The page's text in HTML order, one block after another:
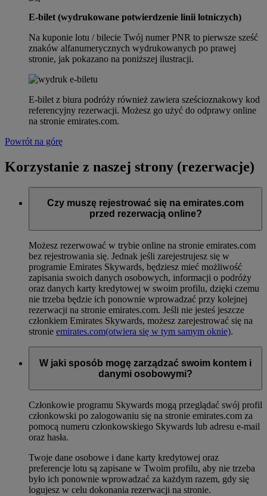
E-bilet (wydrukowane potwierdzenie linii lotniczych)
Na kuponie lotu / bilecie Twój numer PNR to pierwsze sześć
znaków alfanumerycznych wydrukowanych po prawej
stronie, jak pokazano na poniższej ilustracji.
E-bilet z biura podróży również zawiera sześcioznakowy kod
referencyjny rezerwacji. Możesz go użyć do odprawy online
na stronie emirates.com.
Powrót na górę
Korzystanie z naszej strony (rezerwacje)
Czy muszę rejestrować się na emirates.com
przed rezerwacją online?
Możesz rezerwować w trybie online na stronie emirates.com
bez rejestrowania się. Jednak jeśli zarejestrujesz się w
programie Emirates Skywards, będziesz mieć możliwość
zapisania swoich danych osobowych, informacji o podróży
oraz danych karty kredytowej w swoim profilu, dzięki czemu
nie trzeba będzie ich ponownie wprowadzać przy kolejnej
rezerwacji na stronie emirates.com. Jeśli nie jesteś jeszcze
członkiem Emirates Skywards, możesz zarejestrować się na
stronie emirates.com(otwiera się w tym samym oknie).
W jaki sposób mogę zarządzać swoim kontem i
danymi osobowymi?
Członkowie programu Skywards mogą przeglądać swój profil
członkowski po zalogowaniu się na stronie emirates.com za
pomocą numeru członkowskiego Skywards lub adresu e-mail
oraz hasła.
Twoje dane osobowe i dane karty kredytowej oraz
preferencje lotu są zapisane w Twoim profilu, aby nie trzeba
było ich ponownie wprowadzać za każdym razem, gdy się
logujesz w celu dokonania rezerwacji na stronie.